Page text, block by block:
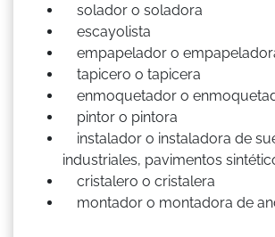
solador o soladora
escayolista
empapelador o
tapicero o tapicera
enmoquetador o
pintor o pintora
instalador o instaladora de
industriales, pavimentos
cristalero o cristalera
montador o montadora de